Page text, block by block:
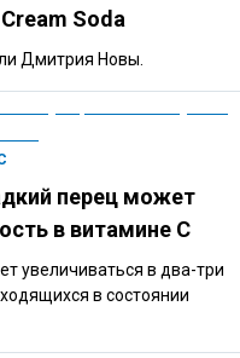
Soda
Дмитрия Новы.
перец может
в витамине C
увеличиваться в два-три
в состоянии